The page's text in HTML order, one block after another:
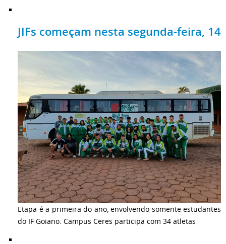
JIFs começam nesta segunda-feira, 14
Etapa é a primeira do ano, envolvendo somente estudantes
do IF Goiano. Campus Ceres participa com 34 atletas